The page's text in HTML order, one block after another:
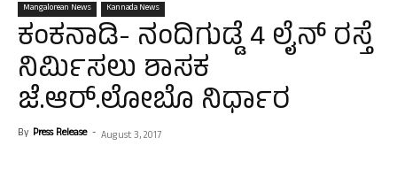
Mangalorean News Kannada News
ಕಂಕನಾಡಿ- ನಂದಿಗುಡ್ಡೆ 4 ಲೈನ್ ರಸ್ತೆ
ನಿರ್ಮಿಸಲು ಶಾಸಕ
ಜೆ.ಆರ್.ಲೋಬೊ ನಿರ್ಧಾರ
By Press Release - August 3, 2017